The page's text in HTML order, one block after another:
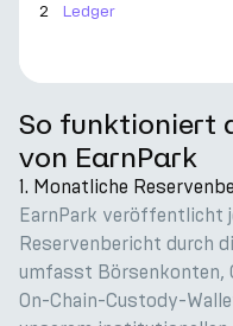
2
Ledger
So funktioniert
von EarnPark
1. Monatliche
EarnPark veröffentlicht
Reservenbericht durch
umfasst Börsenkonten,
On-Chain-Custody-